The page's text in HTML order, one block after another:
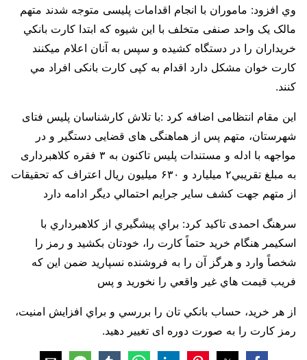
وي افزود: ماموران با انجام اقدامات پلیسی متوجه شدند متهم
مالک یک واحد صنفی متخلف با این شیوه که ابتدا کارت بانکي
خريداران را در دستگاه کشیده و سپس به آنان اعلام میکنند
کارت خوان مشکل دارد اقدام به کپی کارت بانکی افراد مي
کنند.
این مقام انتظامی اضافه کرد :با تلاش کارشناسان پلیس فتای
شهرستان، متهم پس از هماهنگی های قضایی دستگیر و در
مواجهه با ادله و مستندات پلیس تاکنون به ۳ فقره کلاهبرداری
به مبلغ تقريبي۲ میلیارد و ۶۳۰ میلیون ریال اعتراف که تحقیقات
از متهم جهت کشف سایر جرایم احتمالي دیگر ادامه دارد
سرهنگ احمدی تاکید کرد: براي پيشگيري از کلاهبرداري با
اسکیمر هنگام خريد حتماً كارت را، خودتان بکشید و رمز را
شخصاً وارد و هرگز آن را به فروشنده نسپارید ضمن این که
فريب قيمت هاي غير واقعي را نخورید و پس
از هر خرید، حساب بانکي تان را بررسي و براي افزايش امنيت،
رمز کارت را به صورت دوره ای تغییر دهید.